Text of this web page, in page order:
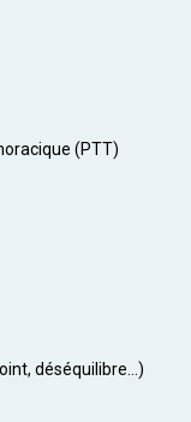
(PTT)
déséquilibre…)